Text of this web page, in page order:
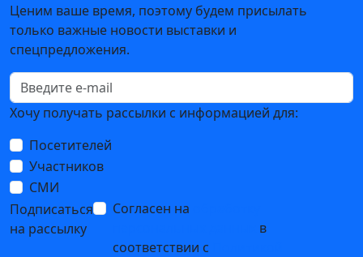
Ценим ваше время, поэтому будем присылать
только важные новости выставки и
спецпредложения.
Хочу получать рассылки с информацией для:
Посетителей
Участников
СМИ
Подписаться
на рассылку
Согласен на
в
соответствии с